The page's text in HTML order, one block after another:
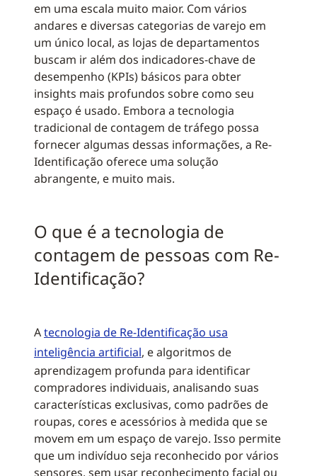
em uma escala muito maior. Com vários
andares e diversas categorias de varejo em
um único local, as lojas de departamentos
buscam ir além dos indicadores-chave de
desempenho (KPIs) básicos para obter
insights mais profundos sobre como seu
espaço é usado. Embora a tecnologia
tradicional de contagem de tráfego possa
fornecer algumas dessas informações, a Re-
Identificação oferece uma solução
abrangente, e muito mais.
O que é a tecnologia de
contagem de pessoas com Re-
Identificação?
Atecnologia de Re-Identificação usa
inteligência artificial, e algoritmos de
aprendizagem profunda para identificar
compradores individuais, analisando suas
características exclusivas, como padrões de
roupas, cores e acessórios à medida que se
movem em um espaço de varejo. Isso permite
que um indivíduo seja reconhecido por vários
sensores, sem usar reconhecimento facial ou